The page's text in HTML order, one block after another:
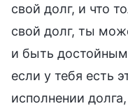
свой долг, и что
свой долг, ты
и быть
если у тебя есть
исполнении